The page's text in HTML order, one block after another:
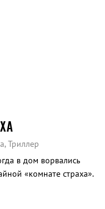
Триллер
в дом ворвались
«комнате страха».